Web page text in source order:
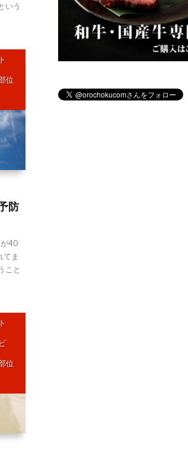
いう
位
防
40
てま
こと
位